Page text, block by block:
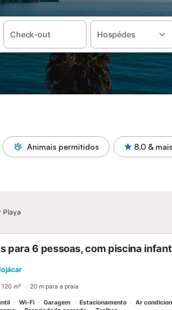
Check-out Hospédes
Animais permitidos 8,0 & mais
Playa
para 6 pessoas, com piscina
120 m² 20 m para a praia
Wi-Fi Garagem Estacionamento Ar